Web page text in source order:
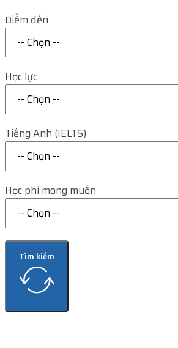
Điểm đến
Học lực
Tiếng Anh (IELTS)
Học phí mong muốn
Tìm kiếm